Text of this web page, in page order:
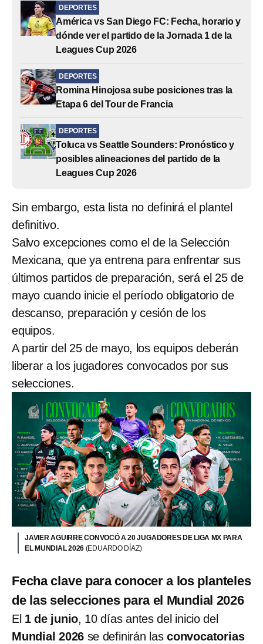
DEPORTES
América vs San Diego FC: Fecha, horario y
dónde ver el partido de la Jornada 1 de la
Leagues Cup 2026
DEPORTES
Romina Hinojosa sube posiciones tras la
Etapa 6 del Tour de Francia
DEPORTES
Toluca vs Seattle Sounders: Pronóstico y
posibles alineaciones del partido de la
Leagues Cup 2026
Sin embargo, esta lista no definirá el plantel
definitivo.
Salvo excepciones como el de la Selección
Mexicana, que ya entrena para enfrentar sus
últimos partidos de preparación, será el 25 de
mayo cuando inicie el período obligatorio de
descanso, preparación y cesión de los
equipos.
A partir del 25 de mayo, los equipos deberán
liberar a los jugadores convocados por sus
selecciones.
JAVIER AGUIRRE CONVOCÓ A 20 JUGADORES DE LIGA MX PARA
EL MUNDIAL 2026 (EDUARDO DÍAZ)
Fecha clave para conocer a los planteles
de las selecciones para el Mundial 2026
El 1 de junio, 10 días antes del inicio del
Mundial 2026 se definirán lasconvocatorias